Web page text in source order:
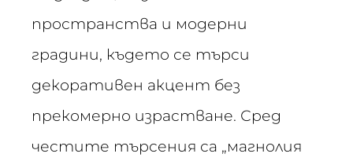
пространства и модерни
градини, където се търси
декоративен акцент без
прекомерно израстване. Сред
честите търсения са „магнолия